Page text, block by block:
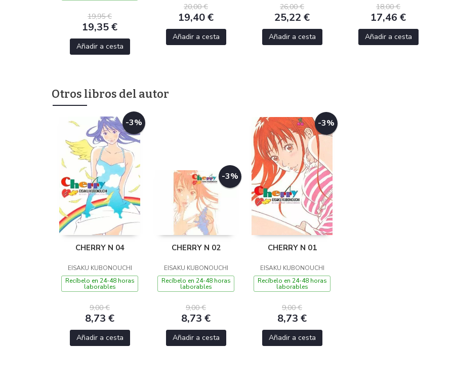
19,95 €
19,35 €
Añadir a cesta
20,00 €
19,40 €
Añadir a cesta
26,00 €
25,22 €
Añadir a cesta
18,00 €
17,46 €
Añadir a cesta
Otros libros del autor
-3%
CHERRY N 04
EISAKU KUBONOUCHI
Recíbelo en 24-48 horas
laborables
9,00 €
8,73 €
Añadir a cesta
-3%
CHERRY N 02
EISAKU KUBONOUCHI
Recíbelo en 24-48 horas
laborables
9,00 €
8,73 €
Añadir a cesta
-3%
CHERRY N 01
EISAKU KUBONOUCHI
Recíbelo en 24-48 horas
laborables
9,00 €
8,73 €
Añadir a cesta